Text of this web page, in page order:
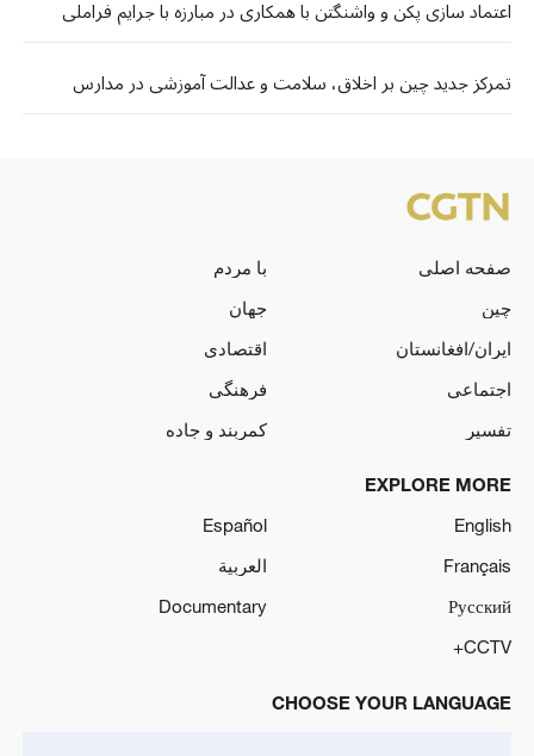
اعتماد سازی پکن و واشنگتن با همکاری در مبارزه با جرایم فراملی
تمرکز جدید چین بر اخلاق، سلامت و عدالت آموزشی در مدارس
صفحه اصلی
با مردم
چین
جهان
ایران/افغانستان
اقتصادی
اجتماعی
فرهنگی
تفسیر
کمربند و جاده
EXPLORE MORE
English
Español
Français
العربية
Русский
Documentary
CCTV+
CHOOSE YOUR LANGUAGE